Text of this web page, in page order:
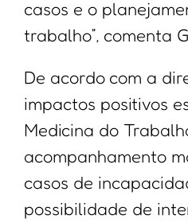
casos e o
trabalho”, comenta
De acordo com a
impactos positivos
Medicina do
acompanhamento
casos de
possibilidade de